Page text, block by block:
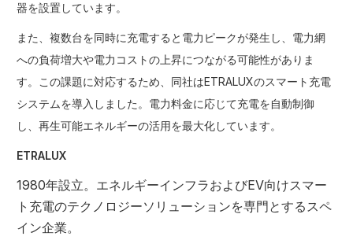
器を設置しています。
また、複数台を同時に充電すると電力ピークが発生し、電力網
への負荷増大や電力コストの上昇につながる可能性がありま
す。この課題に対応するため、同社はETRALUXのスマート充電
システムを導入しました。電力料金に応じて充電を自動制御
し、再生可能エネルギーの活用を最大化しています。
ETRALUX
1980年設立。エネルギーインフラおよびEV向けスマー
ト充電のテクノロジーソリューションを専門とするスペ
イン企業。